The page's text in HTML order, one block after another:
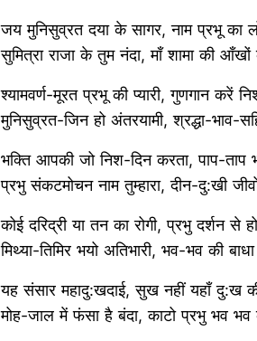
जय मुनिसुव्रत दया के सागर, नाम प्रभू का
सुमित्रा राजा के तुम नंदा, माँ शामा की
श्यामवर्ण-मूरत प्रभू की प्यारी, गुणगान करें
मुनिसुव्रत-जिन हो अंतरयामी, श्रद्धा-भाव-
भक्ति आपकी जो निश-दिन करता, पाप-
प्रभु संकटमोचन नाम तुम्हारा, दीन-दु:खी
कोई दरिद्री या तन का रोगी, प्रभु दर्शन से
मिथ्या-तिमिर भयो अतिभारी, भव-भव की
यह संसार महादु:खदाई, सुख नहीं यहाँ दु:ख
मोह-जाल में फंसा है बंदा, काटो प्रभु भव